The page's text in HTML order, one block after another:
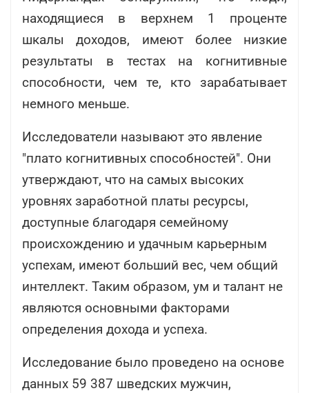
находящиеся в верхнем 1 проценте
шкалы доходов, имеют более низкие
результаты в тестах на когнитивные
способности, чем те, кто зарабатывает
немного меньше.
Исследователи называют это явление
"плато когнитивных способностей". Они
утверждают, что на самых высоких
уровнях заработной платы ресурсы,
доступные благодаря семейному
происхождению и удачным карьерным
успехам, имеют больший вес, чем общий
интеллект. Таким образом, ум и талант не
являются основными факторами
определения дохода и успеха.
Исследование было проведено на основе
данных 59 387 шведских мужчин,